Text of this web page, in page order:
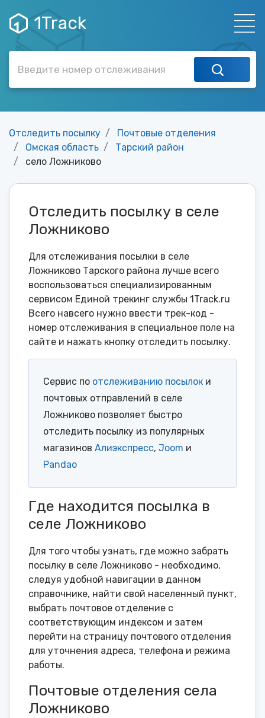
1Track
Отследить посылку
Почтовые отделения
Омская область
Тарский район
село Ложниково
Отследить посылку в селе
Ложниково
Для отслеживания посылки в селе
Ложниково Тарского района лучше всего
воспользоваться специализированным
сервисом Единой трекинг службы 1Track.ru
Всего навсего нужно ввести трек-код -
номер отслеживания в специальное поле на
сайте и нажать кнопку отследить посылку.
Сервис по отслеживанию посылок и
почтовых отправлений в селе
Ложниково позволяет быстро
отследить посылку из популярных
магазинов Алиэкспресс, Joom и
Pandao
Где находится посылка в
селе Ложниково
Для того чтобы узнать, где можно забрать
посылку в селе Ложниково - необходимо,
следуя удобной навигации в данном
справочнике, найти свой населенный пункт,
выбрать почтовое отделение с
соответствующим индексом и затем
перейти на страницу почтового отделения
для уточнения адреса, телефона и режима
работы.
Почтовые отделения села
Ложниково